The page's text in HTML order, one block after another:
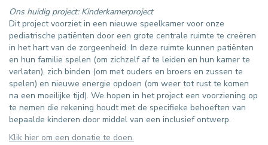
Ons huidig project: Kinderkamerproject
Dit project voorziet in een nieuwe speelkamer voor onze
pediatrische patiënten door een grote centrale ruimte te creëren
in het hart van de zorgeenheid. In deze ruimte kunnen patiënten
en hun familie spelen (om zichzelf af te leiden en hun kamer te
verlaten), zich binden (om met ouders en broers en zussen te
spelen) en nieuwe energie opdoen (om weer tot rust te komen
na een moeilijke tijd). We hopen in het project een voorziening op
te nemen die rekening houdt met de specifieke behoeften van
bepaalde kinderen door middel van een inclusief ontwerp.
Klik hier om een donatie te doen.